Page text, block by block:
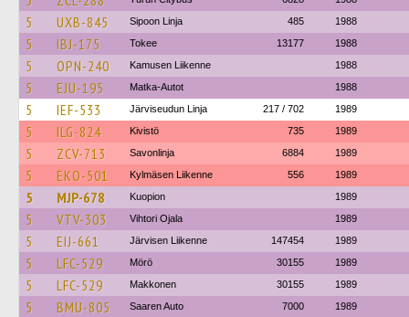
5 UXB-845 Sipoon Linja 485 1988
5 IBJ-175 Tokee 13177 1988
5 OPN-240 Kamusen Liikenne 1988
5 EJU-195 Matka-Autot 1988
5 IEF-533 Järviseudun Linja 217 / 702 1989
5 ILG-824 Kivistö 735 1989
5 ZCV-713 Savonlinja 6884 1989
5 EKO-501 Kylmäsen Liikenne 556 1989
5 MJP-678 Kuopion 1989
5 VTV-303 Vihtori Ojala 1989
5 EIJ-661 Järvisen Liikenne 147454 1989
5 LFC-529 Mörö 30155 1989
5 LFC-529 Makkonen 30155 1989
5 BMU-805 Saaren Auto 7000 1989